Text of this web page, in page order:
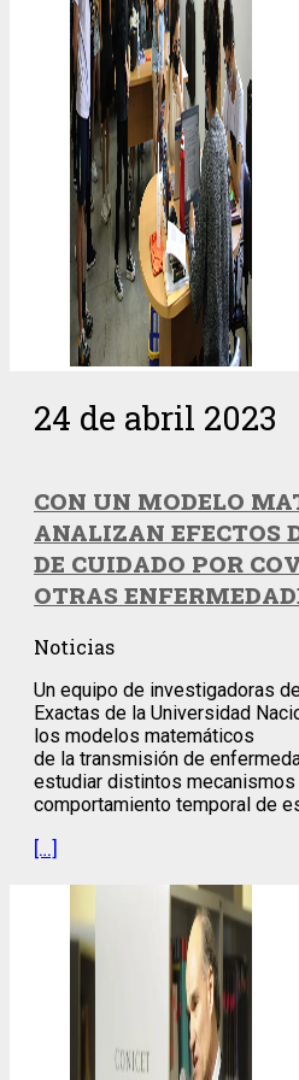
24 de abril 2023
CON UN MODELO
ANALIZAN EFECTOS
DE CUIDADO POR
OTRAS
Noticias
Un equipo de investigadoras
Exactas de la Universidad
los modelos matemáticos
de la transmisión de
estudiar distintos
comportamiento temporal de
[…]